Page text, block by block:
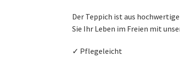
Der Teppich ist aus
Sie Ihr Leben im Freien mit
✓ Pflegeleicht